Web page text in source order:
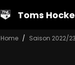
Toms
Home Saison 2022/23